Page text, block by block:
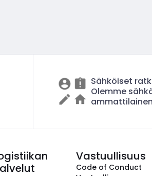
Sähköiset
Olemme
ammattilainen
Vastuullisuus
Code of Conduct